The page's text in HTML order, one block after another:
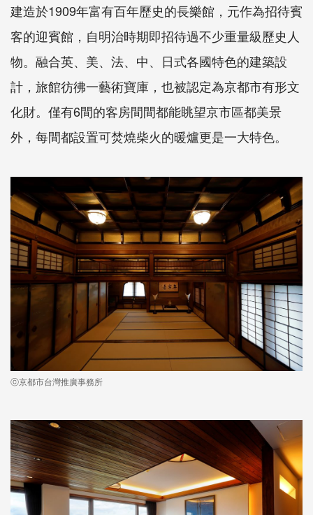
建造於1909年富有百年歷史的長樂館，元作為招待賓
客的迎賓館，自明治時期即招待過不少重量級歷史人
物。融合英、美、法、中、日式各國特色的建築設
計，旅館彷彿一藝術寶庫，也被認定為京都市有形文
化財。僅有6間的客房間間都能眺望京市區都美景
外，每間都設置可焚燒柴火的暖爐更是一大特色。
ⓒ京都市台灣推廣事務所